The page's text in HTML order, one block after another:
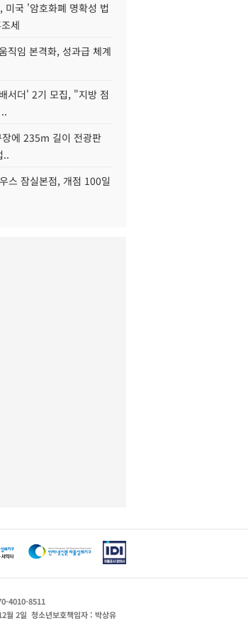
국 '암호화폐 명확성 법
세
직임 본격화, 성과급 체계
서더' 2기 모집, "지방 점
에 235m 길이 전광판
..
스 잠실본점, 개점 100일
4010-8511
월 2일 청소년보호책임자 : 박상유